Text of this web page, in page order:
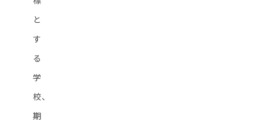
と
す
る
学
校、
期